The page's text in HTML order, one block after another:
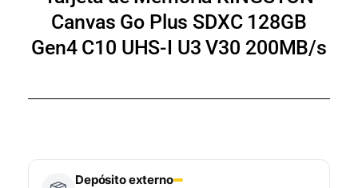
Canvas Go Plus SDXC 128GB
Gen4 C10 UHS-I U3 V30 200MB/s
Depósito externo